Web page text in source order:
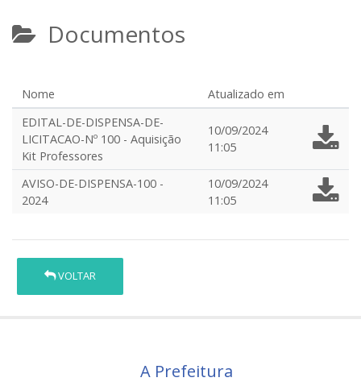
Documentos
Nome
Atualizado em
EDITAL-DE-DISPENSA-DE-
LICITACAO-Nº 100 - Aquisição
Kit Professores
10/09/2024
11:05
AVISO-DE-DISPENSA-100 -
2024
10/09/2024
11:05
VOLTAR
A Prefeitura